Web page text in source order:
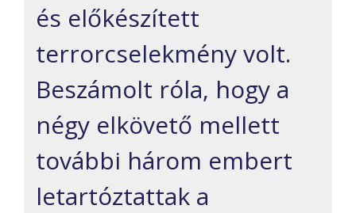
és előkészített
terrorcselekmény volt.
Beszámolt róla, hogy a
négy elkövető mellett
további három embert
letartóztattak a